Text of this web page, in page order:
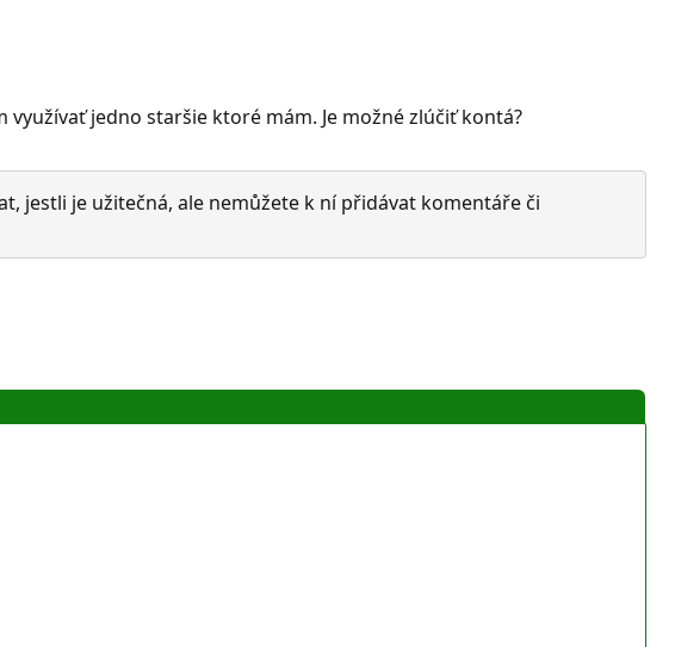
jedno staršie ktoré mám. Je možné zlúčiť kontá?
jestli je užitečná, ale nemůžete k ní přidávat komentáře či